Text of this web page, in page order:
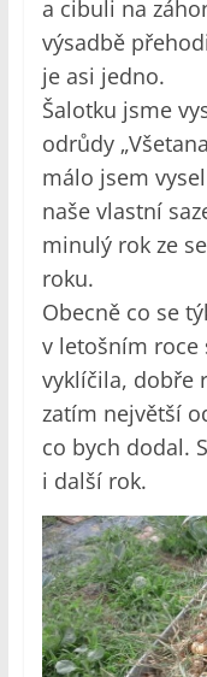
a cibuli na
výsadbě
je asi jedno.
Šalotku jsme
odrůdy
málo jsem
naše vlastní
minulý rok ze
roku.
Obecně co se
v letošním roce
vyklíčila, dobře
zatím největší
co bych dodal.
i další rok.